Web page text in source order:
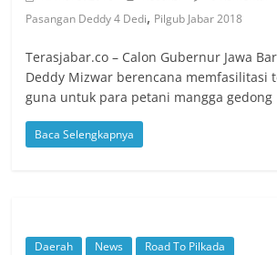
Pasangan Deddy 4 Dedi, Pilgub Jabar 2018
Terasjabar.co – Calon Gubernur Jawa
Deddy Mizwar berencana memfasilitasi
guna untuk para petani mangga gedong
Baca Selengkapnya
Daerah News Road To Pilkada